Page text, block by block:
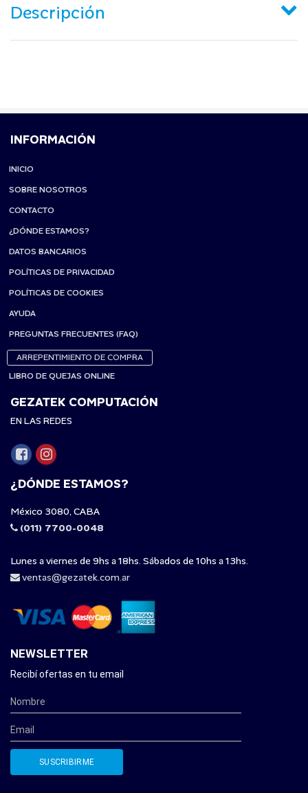
Descripción
INFORMACIÓN
INICIO
SOBRE NOSOTROS
CONTACTO
¿DÓNDE ESTAMOS?
DATOS BANCARIOS
POLÍTICAS DE PRIVACIDAD
POLÍTICAS DE COOKIES
AYUDA
PREGUNTAS FRECUENTES (FAQ)
ARREPENTIMIENTO DE COMPRA
LIBRO DE QUEJAS ONLINE
GEZATEK COMPUTACIÓN
EN LAS REDES
¿DÓNDE ESTAMOS?
México 3080, CABA
(011) 7700-0048
Lunes a viernes de 9hs a 18hs. Sábados de 10hs a 13hs.
ventas@gezatek.com.ar
NEWSLETTER
Recibí ofertas en tu email